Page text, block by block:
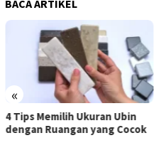
BACA ARTIKEL
«
4 Tips Memilih Ukuran Ubin
dengan Ruangan yang Cocok